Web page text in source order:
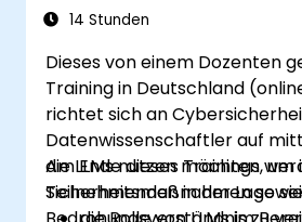
14 Stunden
Dieses von einem Dozenten
Training in Deutschland
richtet sich an
Datenwissenschaftler auf
die LLMs nutzen möchten, um
Sicherheitsmaßnahmen
Am Ende dieses Trainings
Teilnehmenden in der Lage